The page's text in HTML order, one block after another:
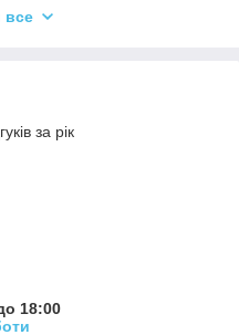
ваги. Вони є
переробляти жирові
препарати мають
та жіночий організми.
жиром,
будуть набагато
дієтою.
метаболізм,
прискорюють
тренінгу, збільшують
все
за рік
18:00